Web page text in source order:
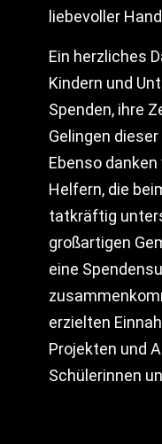
liebevoller
Ein herzliches
Kindern und
Spenden, ihre
Gelingen
Ebenso
Helfern, die
tatkräftig
großartigen
eine
erzielten
Projekten und
Schülerinnen